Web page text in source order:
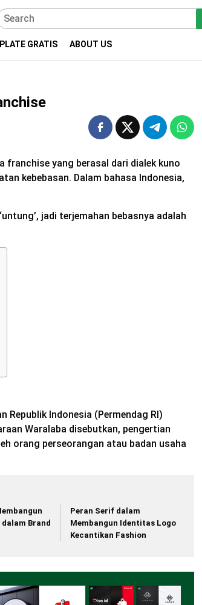
GRATIS ABOUT US
franchise yang berasal dari dialek kuno
kebebasan. Dalam bahasa Indonesia,
jadi terjemahan bebasnya adalah
Republik Indonesia (Permendag RI)
Waralaba disebutkan, pengertian
orang perseorangan atau badan usaha
Brand
Peran Serif dalam
Membangun Identitas Logo
Kecantikan Fashion